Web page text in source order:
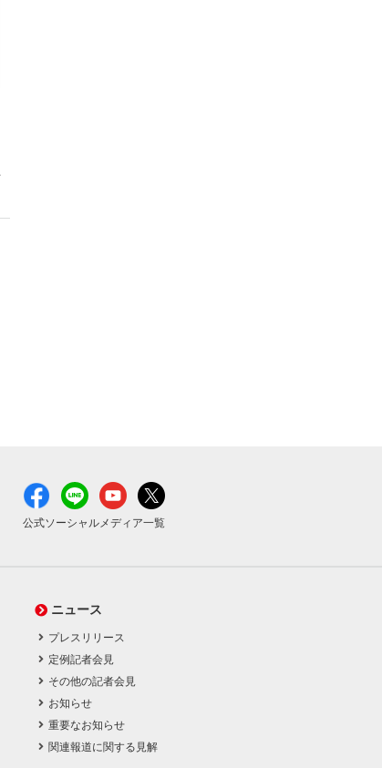
公式ソーシャルメディア一覧
ニュース
プレスリリース
定例記者会見
その他の記者会見
お知らせ
重要なお知らせ
関連報道に関する見解